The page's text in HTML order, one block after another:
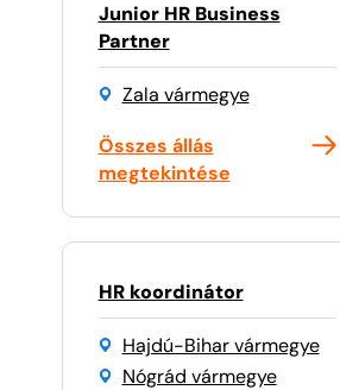
Junior HR Business
Partner
Zala vármegye
Összes állás
megtekintése
HR koordinátor
Hajdú-Bihar vármegye
Nógrád vármegye